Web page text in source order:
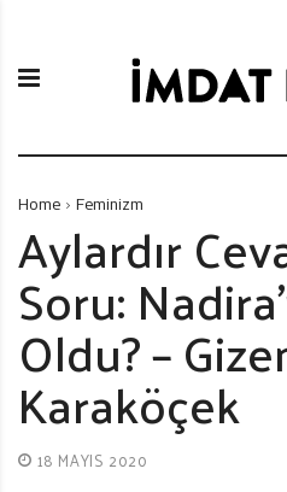
Home Feminizm
Aylardır
Soru:
Oldu? –
Karaköçek
18 MAYIS 2020